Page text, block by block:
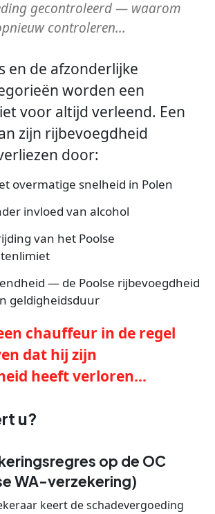
gecontroleerd — waarom
controleren...
en de afzonderlijke
worden een
voor altijd verleend. Een
zijn rijbevoegdheid
door:
overmatige snelheid in Polen
invloed van alcohol
van het Poolse
— de Poolse rijbevoegdheid
geldigheidsduur
chauffeur in de regel
dat hij zijn
heeft verloren...
u?
op de OC
WA-verzekering)
keert de schadevergoeding